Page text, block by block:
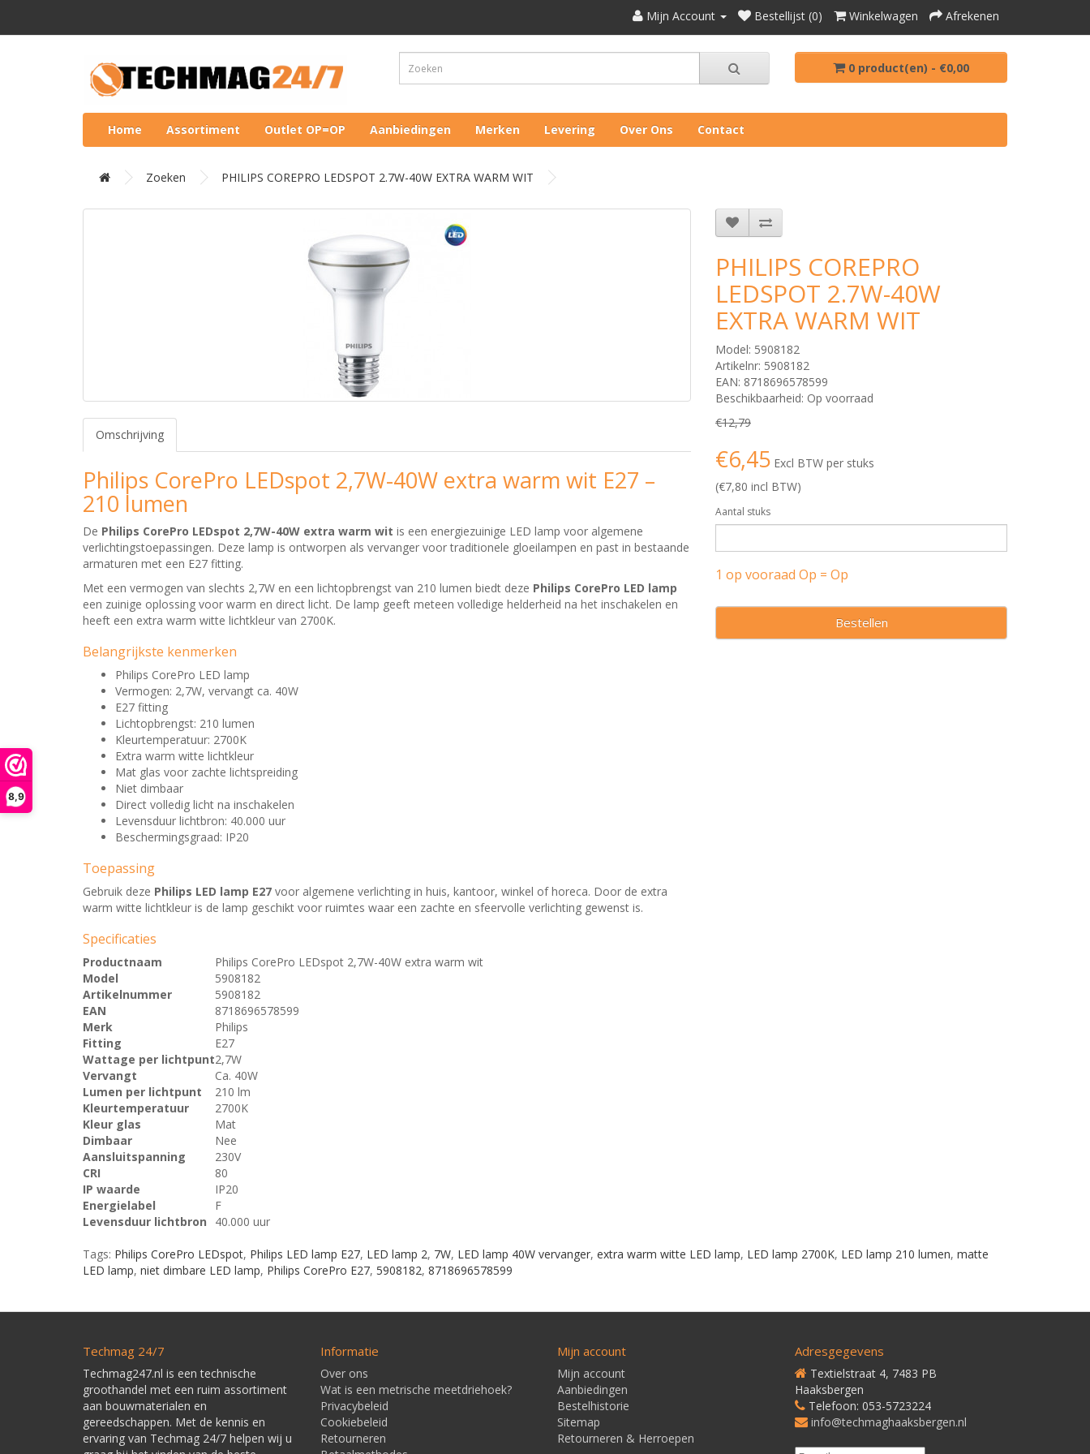
8,9
Mijn Account Bestellijst (0) Winkelwagen Afrekenen
0 product(en) - €0,00
Home Assortiment Outlet OP=OP Aanbiedingen Merken Levering Over Ons Contact
Zoeken PHILIPS COREPRO LEDSPOT 2.7W-40W EXTRA WARM WIT
Omschrijving
Philips CorePro LEDspot 2,7W-40W extra warm wit E27 –
210 lumen
De Philips CorePro LEDspot 2,7W-40W extra warm wit is een energiezuinige LED lamp voor algemene
verlichtingstoepassingen. Deze lamp is ontworpen als vervanger voor traditionele gloeilampen en past in bestaande
armaturen met een E27 fitting.
Met een vermogen van slechts 2,7W en een lichtopbrengst van 210 lumen biedt deze Philips CorePro LED lamp
een zuinige oplossing voor warm en direct licht. De lamp geeft meteen volledige helderheid na het inschakelen en
heeft een extra warm witte lichtkleur van 2700K.
Belangrijkste kenmerken
Philips CorePro LED lamp
Vermogen: 2,7W, vervangt ca. 40W
E27 fitting
Lichtopbrengst: 210 lumen
Kleurtemperatuur: 2700K
Extra warm witte lichtkleur
Mat glas voor zachte lichtspreiding
Niet dimbaar
Direct volledig licht na inschakelen
Levensduur lichtbron: 40.000 uur
Beschermingsgraad: IP20
Toepassing
Gebruik deze Philips LED lamp E27 voor algemene verlichting in huis, kantoor, winkel of horeca. Door de extra
warm witte lichtkleur is de lamp geschikt voor ruimtes waar een zachte en sfeervolle verlichting gewenst is.
Specificaties
Productnaam
Philips CorePro LEDspot 2,7W-40W extra warm wit
Model
5908182
Artikelnummer
5908182
EAN
8718696578599
Merk
Philips
Fitting
E27
Wattage per lichtpunt2,7W
Vervangt
Ca. 40W
Lumen per lichtpunt
210 lm
Kleurtemperatuur
2700K
Kleur glas
Mat
Dimbaar
Nee
Aansluitspanning
230V
CRI
80
IP waarde
IP20
Energielabel
F
Levensduur lichtbron
40.000 uur
PHILIPS COREPRO
LEDSPOT 2.7W-40W
EXTRA WARM WIT
Model: 5908182
Artikelnr: 5908182
EAN: 8718696578599
Beschikbaarheid: Op voorraad
€12,79
€6,45 Excl BTW per stuks
(€7,80 incl BTW)
Aantal stuks
1 op vooraad Op = Op
Bestellen
Tags: Philips CorePro LEDspot, Philips LED lamp E27, LED lamp 2, 7W, LED lamp 40W vervanger, extra warm witte LED lamp, LED lamp 2700K, LED lamp 210 lumen, matte
LED lamp, niet dimbare LED lamp, Philips CorePro E27, 5908182, 8718696578599
Techmag 24/7
Techmag247.nl is een technische
groothandel met een ruim assortiment
aan bouwmaterialen en
gereedschappen. Met de kennis en
ervaring van Techmag 24/7 helpen wij u
Informatie
Over ons
Wat is een metrische meetdriehoek?
Privacybeleid
Cookiebeleid
Retourneren
Mijn account
Mijn account
Aanbiedingen
Bestelhistorie
Sitemap
Retourneren & Herroepen
Adresgegevens
Textielstraat 4, 7483 PB
Haaksbergen
Telefoon: 053-5723224
info@techmaghaaksbergen.nl